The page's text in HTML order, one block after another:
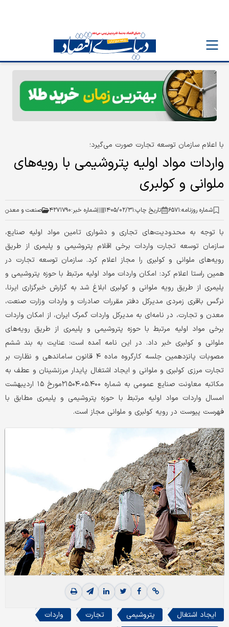
با اعلام سازمان توسعه تجارت صورت می‌گیرد؛
واردات مواد اولیه پتروشیمی با رویه‌های
ملوانی و کولبری
شماره روزنامه:۶۵۷۱ تاریخ چاپ:۱۴۰۵/۰۲/۳۱ شماره خبر:۴۲۷۱۷۹۰ صنعت و معدن
با توجه به محدودیت‌های تجاری و دشواری تامین مواد اولیه صنایع،
سازمان توسعه تجارت واردات برخی اقلام پتروشیمی و پلیمری از طریق
رویه‌های ملوانی و کولبری را مجاز اعلام کرد. سازمان توسعه تجارت در
همین راستا اعلام کرد: امکان واردات مواد اولیه مرتبط با حوزه پتروشیمی و
پلیمری از طریق رویه ملوانی و کولبری ابلاغ شد به گزارش خبرگزاری ایرنا،
نرگس باقری زمردی مدیرکل دفتر مقررات صادرات و واردات وزارت صنعت،
معدن و تجارت، در نامه‌ای به مدیرکل واردات گمرک ایران، از امکان واردات
برخی مواد اولیه مرتبط با حوزه پتروشیمی و پلیمری از طریق رویه‌های
ملوانی و کولبری خبر داد. در این نامه آمده است: عنایت به بند ششم
مصوبات پانزدهمین جلسه کارگروه ماده ۴ قانون ساماندهی و نظارت بر
تجارت مرزی کولبری و ملوانی و ایجاد اشتغال پایدار مرزنشینان و عطف به
مکاتبه معاونت صنایع عمومی به شماره ۲۱۵۰۴.۰۵.۴۰۰مورخ ۱۵ اردیبهشت
امسال واردات مواد اولیه مرتبط با حوزه پتروشیمی و پلیمری مطابق با
فهرست پیوست در رویه کولبری و ملوانی مجاز است.
ایجاد اشتغال پتروشیمی تجارت
واردات